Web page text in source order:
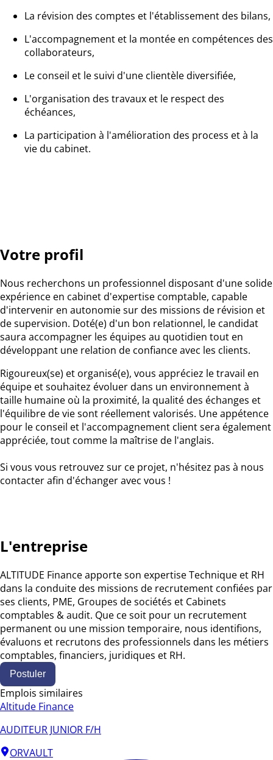
La révision des comptes et l'établissement des bilans,
L'accompagnement et la montée en compétences des
collaborateurs,
Le conseil et le suivi d'une clientèle diversifiée,
L'organisation des travaux et le respect des
échéances,
La participation à l'amélioration des process et à la
vie du cabinet.
Votre profil
Nous recherchons un professionnel disposant d'une solide
expérience en cabinet d'expertise comptable, capable
d'intervenir en autonomie sur des missions de révision et
de supervision. Doté(e) d'un bon relationnel, le candidat
saura accompagner les équipes au quotidien tout en
développant une relation de confiance avec les clients.
Rigoureux(se) et organisé(e), vous appréciez le travail en
équipe et souhaitez évoluer dans un environnement à
taille humaine où la proximité, la qualité des échanges et
l'équilibre de vie sont réellement valorisés. Une appétence
pour le conseil et l'accompagnement client sera également
appréciée, tout comme la maîtrise de l'anglais.
Si vous vous retrouvez sur ce projet, n'hésitez pas à nous
contacter afin d'échanger avec vous !
L'entreprise
ALTITUDE Finance apporte son expertise Technique et RH
dans la conduite des missions de recrutement confiées par
ses clients, PME, Groupes de sociétés et Cabinets
comptables & audit. Que ce soit pour un recrutement
permanent ou une mission temporaire, nous identifions,
évaluons et recrutons des professionnels dans les métiers
comptables, financiers, juridiques et RH.
Postuler
Emplois similaires
Altitude Finance
AUDITEUR JUNIOR F/H
ORVAULT